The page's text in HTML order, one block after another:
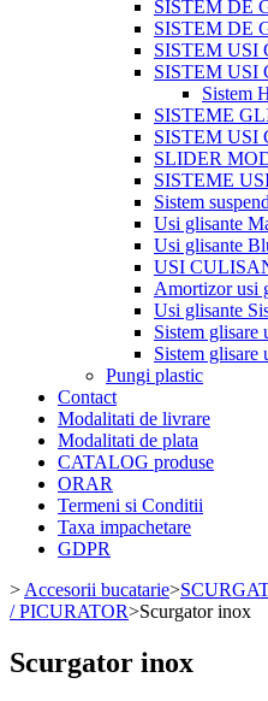
SISTEM DE
SISTEM DE
SISTEM USI
SISTEM USI
Sistem
SISTEME
SISTEM
SLIDER
SISTEME
Sistem
Usi glisante
Usi glisante
USI
Amortizor usi
Usi glisante
Sistem glisare
Sistem glisare
Pungi plastic
Contact
Modalitati de livrare
Modalitati de plata
CATALOG produse
ORAR
Termeni si Conditii
Taxa impachetare
GDPR
> Accesorii bucatarie>
/ PICURATOR>Scurgator inox
Scurgator inox